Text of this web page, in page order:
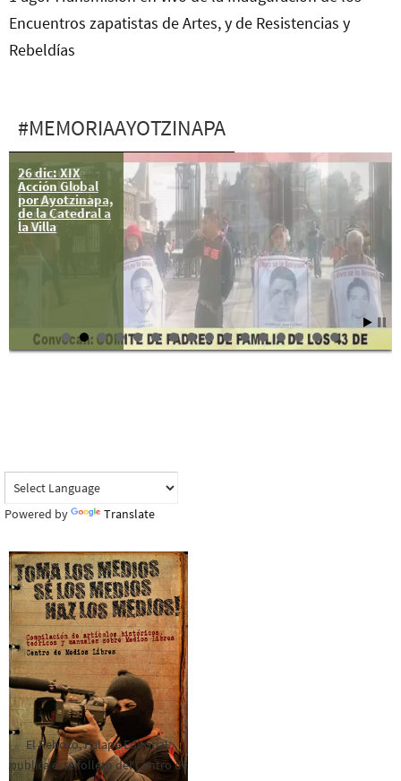
Encuentros zapatistas de Artes, y de Resistencias y
Rebeldías
#MEMORIAAYOTZINAPA
26 dic: XIX
Acción Global
por Ayotzinapa,
de la Catedral a
la Villa
Permanece
normalista
hospitalizado
por agresión
militar
Powered by Translate
El Rebozo, Palapa Editorial,
publica este folleto del Centro de